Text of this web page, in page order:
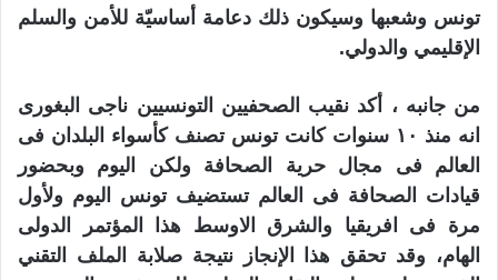
تونس وشعبها وسيكون ذلك دعامة أساسيّة للأمن والسلم
الإقليمي والدولي.
من جانبه ، أكد نقيب الصحفيين التونسيين ناجى البغورى
انه منذ ١٠ سنوات كانت تونس تصنف كأسواء البلدان فى
العالم فى مجال حرية الصحافة ولكن اليوم وبحضور
قيادات الصحافة فى العالم تستضيف تونس اليوم ولأول
مرة فى افريقيا والشرق الاوسط هذا المؤتمر الدولى
الهام، وقد تحقق هذا الإنجاز نتيجة صلابة الملف التقني